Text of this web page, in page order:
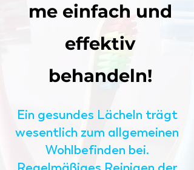
me einfach und
effektiv
behandeln!
Ein gesundes Lächeln trägt
wesentlich zum allgemeinen
Wohlbefinden bei.